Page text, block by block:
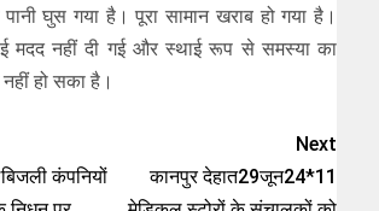
घुस गया है। पूरा सामान खराब हो गया है।
मदद नहीं दी गई और स्थाई रूप से समस्या का
हो सका है।
कंपनियों
Next
कानपुर देहात29जून24*11